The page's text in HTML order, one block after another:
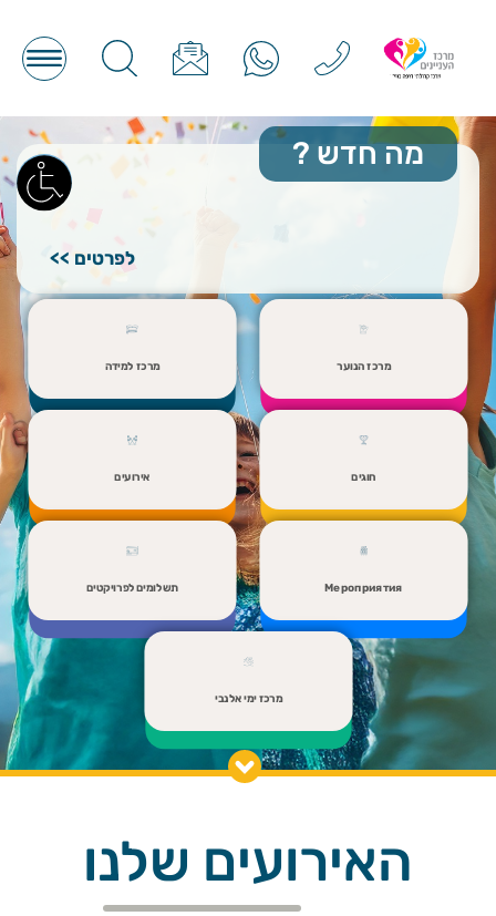
מה חדש ?
לפרטים >>
מרכז הנוער מרכז למידה
חוגים אירועים
Мероприятия תשלומים לפרויקטים
מרכז ימי אלנבי
האירועים שלנו